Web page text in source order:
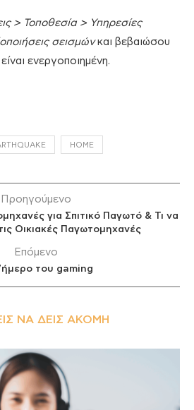
> Τοποθεσία > Υπηρεσίες
σεισμώνκαι βεβαιώσου
ενεργοποιημένη.
HOME
Προηγούμενο
για Σπιτικό Παγωτό & Τι να
Οικιακές Παγωτομηχανές
Επόμενο
του gaming
ΝΑ ΔΕΙΣ ΑΚΌΜΗ